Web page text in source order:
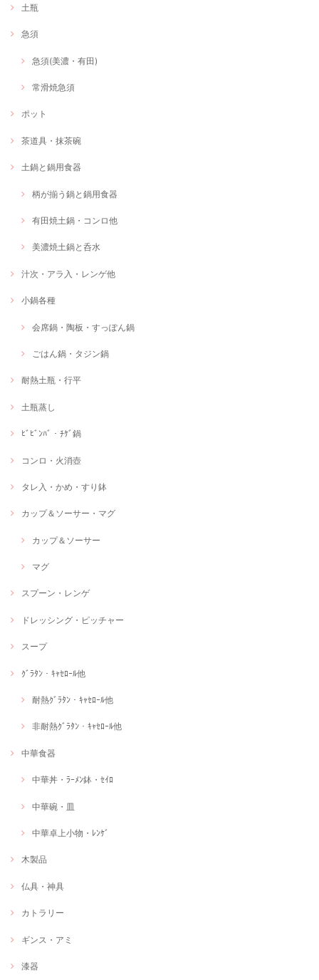
土瓶
急須
急須(美濃・有田)
常滑焼急須
ポット
茶道具・抹茶碗
土鍋と鍋用食器
柄が揃う鍋と鍋用食器
有田焼土鍋・コンロ他
美濃焼土鍋と呑水
汁次・アラ入・レンゲ他
小鍋各種
会席鍋・陶板・すっぽん鍋
ごはん鍋・タジン鍋
耐熱土瓶・行平
土瓶蒸し
ﾋﾞﾋﾞﾝﾊﾞ・ﾁｹﾞ鍋
コンロ・火消壺
タレ入・かめ・すり鉢
カップ＆ソーサー・マグ
カップ＆ソーサー
マグ
スプーン・レンゲ
ドレッシング・ピッチャー
スープ
ｸﾞﾗﾀﾝ・ｷｬｾﾛｰﾙ他
耐熱ｸﾞﾗﾀﾝ・ｷｬｾﾛｰﾙ他
非耐熱ｸﾞﾗﾀﾝ・ｷｬｾﾛｰﾙ他
中華食器
中華丼・ﾗｰﾒﾝ鉢・ｾｲﾛ
中華碗・皿
中華卓上小物・ﾚﾝｹﾞ
木製品
仏具・神具
カトラリー
ギンス・アミ
漆器